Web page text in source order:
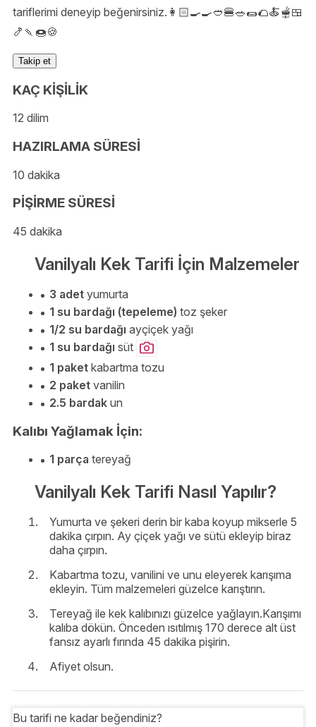
tariflerimi deneyip beğenirsiniz.👩🏻‍🍳🍳🥙🍔🥗🌯🌮🍝🫕🍱
🍤🍡🍩🍪
Takip et
KAÇ KİŞİLİK
12 dilim
HAZIRLAMA SÜRESİ
10 dakika
PİŞİRME SÜRESİ
45 dakika
Vanilyalı Kek Tarifi İçin Malzemeler
3 adet yumurta
1 su bardağı (tepeleme) toz şeker
1/2 su bardağı ayçiçek yağı
1 su bardağı süt
1 paket kabartma tozu
2 paket vanilin
2.5 bardak un
Kalıbı Yağlamak İçin:
1 parça tereyağ
Vanilyalı Kek Tarifi Nasıl Yapılır?
Yumurta ve şekeri derin bir kaba koyup mikserle 5
dakika çırpın. Ay çiçek yağı ve sütü ekleyip biraz
daha çırpın.
Kabartma tozu, vanilini ve unu eleyerek karışıma
ekleyin. Tüm malzemeleri güzelce karıştırın.
Tereyağ ile kek kalıbınızı güzelce yağlayın.Karışımı
kalıba dökün. Önceden ısıtılmış 170 derece alt üst
fansız ayarlı fırında 45 dakika pişirin.
Afiyet olsun.
Bu tarifi ne kadar beğendiniz?